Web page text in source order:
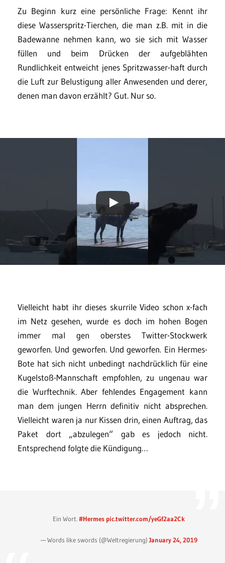
Zu Beginn kurz eine persönliche Frage: Kennt ihr
diese Wasserspritz-Tierchen, die man z.B. mit in die
Badewanne nehmen kann, wo sie sich mit Wasser
füllen und beim Drücken der aufgeblähten
Rundlichkeit entweicht jenes Spritzwasser-haft durch
die Luft zur Belustigung aller Anwesenden und derer,
denen man davon erzählt? Gut. Nur so.
Vielleicht habt ihr dieses skurrile Video schon x-fach
im Netz gesehen, wurde es doch im hohen Bogen
immer mal gen oberstes Twitter-Stockwerk
geworfen. Und geworfen. Und geworfen. Ein Hermes-
Bote hat sich nicht unbedingt nachdrücklich für eine
Kugelstoß-Mannschaft empfohlen, zu ungenau war
die Wurftechnik. Aber fehlendes Engagement kann
man dem jungen Herrn definitiv nicht absprechen.
Vielleicht waren ja nur Kissen drin, einen Auftrag, das
Paket dort „abzulegen“ gab es jedoch nicht.
Entsprechend folgte die Kündigung…
Ein Wort.#Hermes pic.twitter.com/yeGf2aa2Ck
— Words like swords (@Weltregierung)January 24, 2019